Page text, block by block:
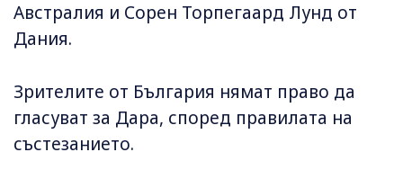
Австралия и Сорен Торпегаард Лунд от
Дания.
Зрителите от България нямат право да
гласуват за Дара, според правилата на
състезанието.